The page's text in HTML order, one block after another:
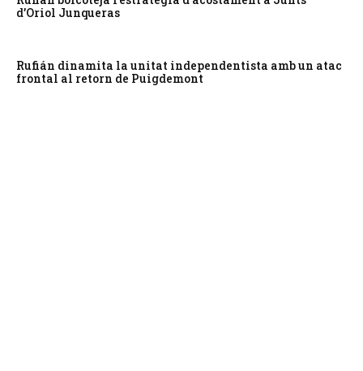
d’Oriol Junqueras
Rufián dinamita la unitat independentista amb un atac
frontal al retorn de Puigdemont